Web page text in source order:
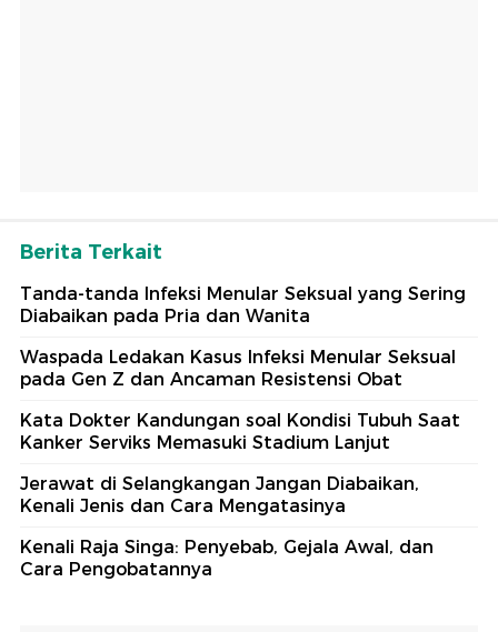
Berita Terkait
Tanda-tanda Infeksi Menular Seksual yang Sering
Diabaikan pada Pria dan Wanita
Waspada Ledakan Kasus Infeksi Menular Seksual
pada Gen Z dan Ancaman Resistensi Obat
Kata Dokter Kandungan soal Kondisi Tubuh Saat
Kanker Serviks Memasuki Stadium Lanjut
Jerawat di Selangkangan Jangan Diabaikan,
Kenali Jenis dan Cara Mengatasinya
Kenali Raja Singa: Penyebab, Gejala Awal, dan
Cara Pengobatannya